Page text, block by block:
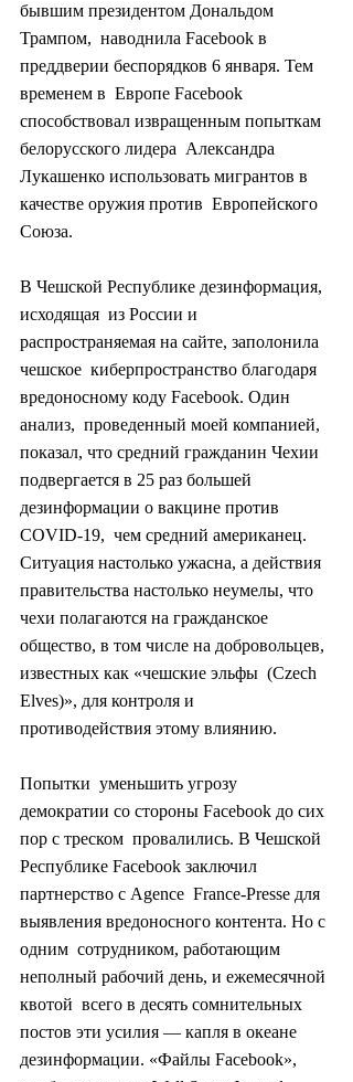
бывшим президентом Дональдом
Трампом,  наводнила Facebook в
преддверии беспорядков 6 января. Тем
временем в  Европе Facebook
способствовал извращенным попыткам
белорусского лидера  Александра
Лукашенко использовать мигрантов в
качестве оружия против  Европейского
Союза.
В Чешской Республике дезинформация,
исходящая  из России и
распространяемая на сайте, заполонила
чешское  киберпространство благодаря
вредоносному коду Facebook. Один
анализ,  проведенный моей компанией,
показал, что средний гражданин Чехии
подвергается в 25 раз большей
дезинформации о вакцине против
COVID-19,  чем средний американец.
Ситуация настолько ужасна, а действия
правительства настолько неумелы, что
чехи полагаются на гражданское
общество, в том числе на добровольцев,
известных как «чешские эльфы  (Czech
Elves)», для контроля и
противодействия этому влиянию.
Попытки  уменьшить угрозу
демократии со стороны Facebook до сих
пор с треском  провалились. В Чешской
Республике Facebook заключил
партнерство с Agence  France-Presse для
выявления вредоносного контента. Но с
одним  сотрудником, работающим
неполный рабочий день, и ежемесячной
квотой  всего в десять сомнительных
постов эти усилия — капля в океане
дезинформации. «Файлы Facebook»,